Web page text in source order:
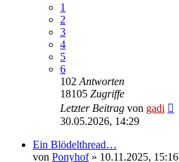
1
2
3
4
5
6
102 Antworten
18105 Zugriffe
Letzter Beitrag von gadi
30.05.2026, 14:29
Ein Blödelthread…
von Ponyhof» 10.11.2025, 15:16